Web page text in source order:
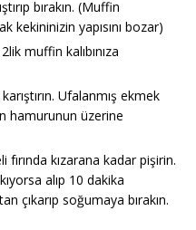
bırakın. (Muffin
kekininizin yapısını bozar)
muffin kalıbınıza
Ufalanmış ekmek
hamurunun üzerine
fırında kızarana kadar pişirin.
alıp 10 dakika
çıkarıp soğumaya bırakın.